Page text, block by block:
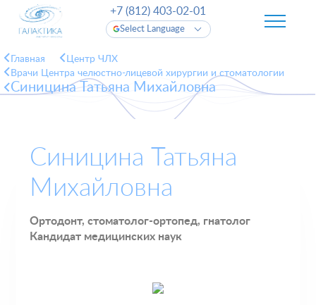
Select Language
+7 (812) 403-02-01
Главная
Центр ЧЛХ
Врачи Центра челюстно-лицевой хирургии и стоматологии
Синицина Татьяна Михайловна
Синицина Татьяна
Михайловна
Ортодонт, стоматолог-ортопед, гнатолог
Кандидат медицинских наук